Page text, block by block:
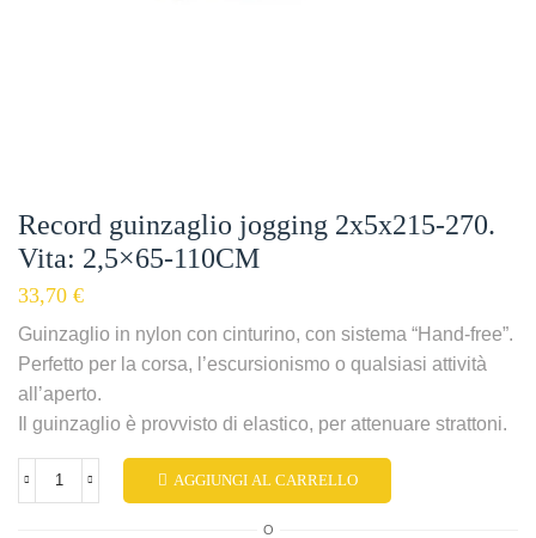
Record guinzaglio jogging 2x5x215-270.
Vita: 2,5×65-110CM
33,70 €
Guinzaglio in nylon con cinturino, con sistema “Hand-free”.
Perfetto per la corsa, l’escursionismo o qualsiasi attività
all’aperto.
Il guinzaglio è provvisto di elastico, per attenuare strattoni.
AGGIUNGI AL CARRELLO
O